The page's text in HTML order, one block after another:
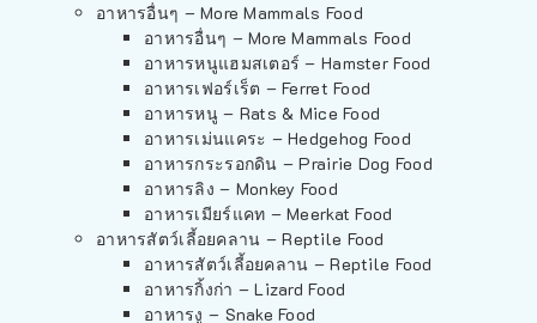
อาหารอื่นๆ – More Mammals Food
อาหารอื่นๆ – More Mammals Food
อาหารหนูแฮมสเตอร์ – Hamster Food
อาหารเฟอร์เร็ต – Ferret Food
อาหารหนู – Rats & Mice Food
อาหารเม่นแคระ – Hedgehog Food
อาหารกระรอกดิน – Prairie Dog Food
อาหารลิง – Monkey Food
อาหารเมียร์แคท – Meerkat Food
อาหารสัตว์เลี้อยคลาน – Reptile Food
อาหารสัตว์เลี้อยคลาน – Reptile Food
อาหารกิ้งก่า – Lizard Food
อาหารงู – Snake Food